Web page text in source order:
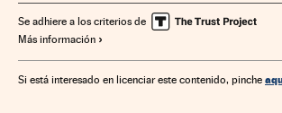
Se adhiere a los criterios de
Más información
Si está interesado en licenciar este contenido, pinche